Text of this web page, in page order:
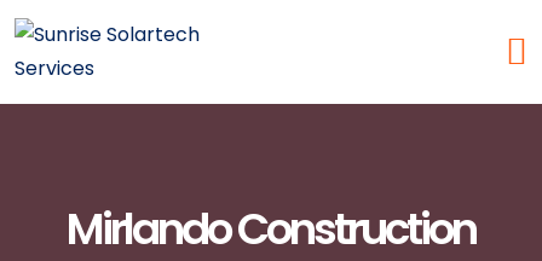
Mirlando Construction